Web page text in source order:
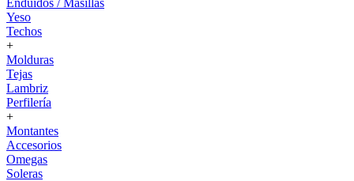
Enduídos / Masillas
Yeso
Techos
+
Molduras
Tejas
Lambriz
Perfilería
+
Montantes
Accesorios
Omegas
Soleras